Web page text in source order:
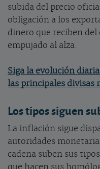
subida del precio
obligación a los
dinero que reciben
empujado al alza.
Siga la evolución
las principales divisas
Los tipos siguen
La inflación sigue
autoridades
cadena suben sus
que hacen sus